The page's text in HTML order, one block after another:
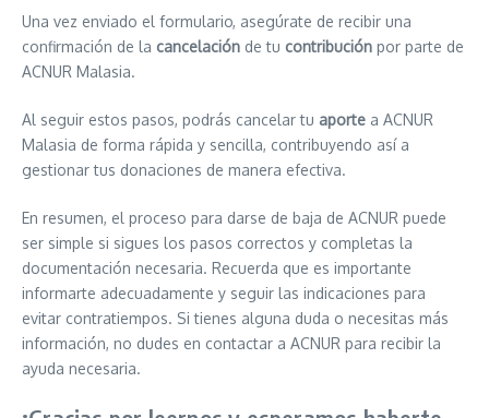
Una vez enviado el formulario, asegúrate de recibir una
confirmación de la cancelación de tu contribución por parte de
ACNUR Malasia.
Al seguir estos pasos, podrás cancelar tu aporte a ACNUR
Malasia de forma rápida y sencilla, contribuyendo así a
gestionar tus donaciones de manera efectiva.
En resumen, el proceso para darse de baja de ACNUR puede
ser simple si sigues los pasos correctos y completas la
documentación necesaria. Recuerda que es importante
informarte adecuadamente y seguir las indicaciones para
evitar contratiempos. Si tienes alguna duda o necesitas más
información, no dudes en contactar a ACNUR para recibir la
ayuda necesaria.